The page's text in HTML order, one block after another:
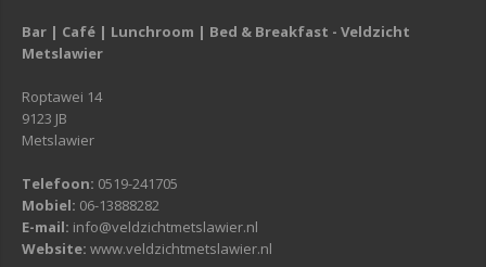
Bar | Café | Lunchroom | Bed & Breakfast - Veldzicht
Metslawier
Roptawei 14
9123 JB
Metslawier
Telefoon: 0519-241705
Mobiel: 06-13888282
E-mail: info@veldzichtmetslawier.nl
Website: www.veldzichtmetslawier.nl